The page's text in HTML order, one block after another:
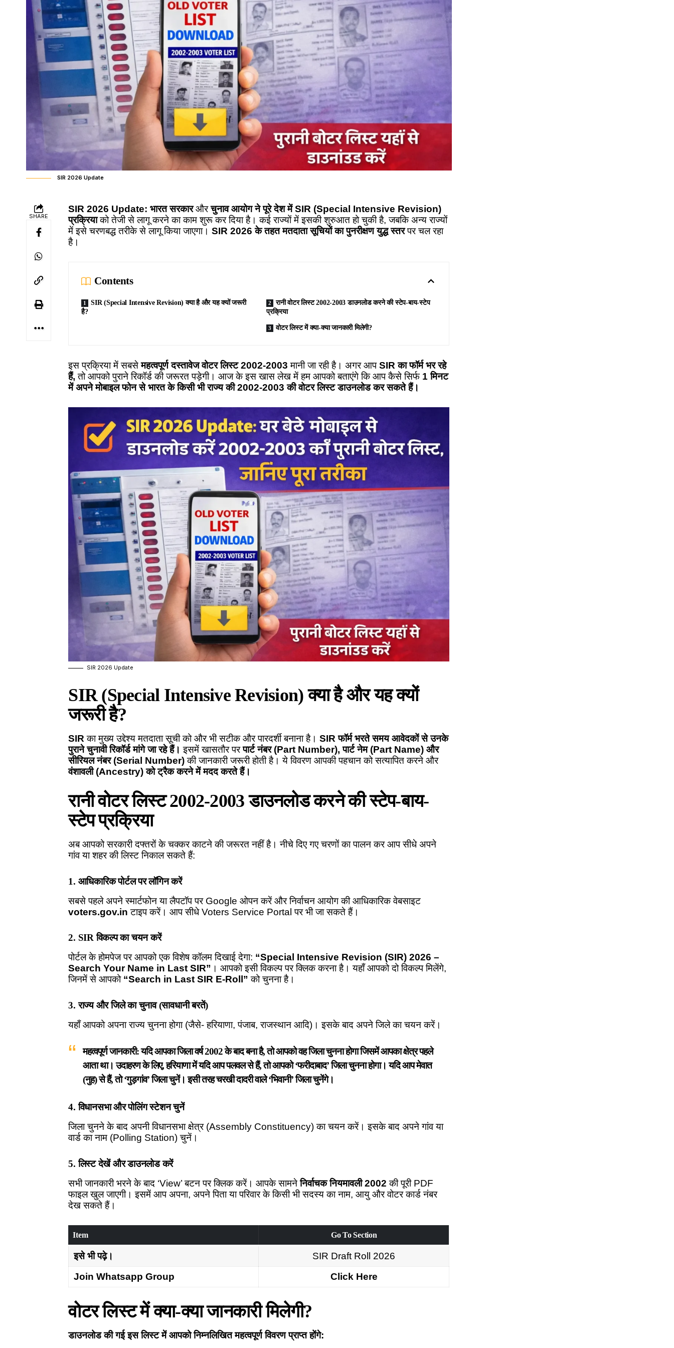
SIR 2026 Update
SHARE
SIR 2026 Update: भारत सरकारऔरचुनाव आयोग ने पूरे देश में SIR (Special Intensive Revision)
प्रक्रियाको तेजी से लागू करने का काम शुरू कर दिया है। कई राज्यों में इसकी शुरुआत हो चुकी है, जबकि अन्य राज्यों
में इसे चरणबद्ध तरीके से लागू किया जाएगा।SIR 2026 के तहत मतदाता सूचियों का पुनरीक्षण युद्ध स्तरपर चल रहा
है।
Contents
SIR (Special Intensive Revision) क्या है और यह क्यों जरूरी
है?
रानी वोटर लिस्ट 2002-2003 डाउनलोड करने की स्टेप-बाय-स्टेप
प्रक्रिया
वोटर लिस्ट में क्या-क्या जानकारी मिलेगी?
इस प्रक्रिया में सबसेमहत्वपूर्ण दस्तावेज वोटर लिस्ट 2002-2003 मानी जा रही है। अगर आपSIR का फॉर्म भर रहे
हैं,तो आपको पुराने रिकॉर्ड की जरूरत पड़ेगी। आज के इस खास लेख में हम आपको बताएंगे कि आप कैसे सिर्फ 1 मिनट
में अपने मोबाइल फोन से भारत के किसी भी राज्य की 2002-2003 की वोटर लिस्ट डाउनलोड कर सकते हैं।
SIR 2026 Update
SIR (Special Intensive Revision) क्या है और यह क्यों
जरूरी है?
SIRका मुख्य उद्देश्य मतदाता सूची को और भी सटीक और पारदर्शी बनाना है।SIR फॉर्म भरते समय आवेदकों से उनके
पुराने चुनावी रिकॉर्ड मांगे जा रहे हैं। इसमें खासतौर परपार्ट नंबर (Part Number), पार्ट नेम (Part Name) और
सीरियल नंबर (Serial Number)की जानकारी जरूरी होती है। ये विवरण आपकी पहचान को सत्यापित करने और
वंशावली (Ancestry) को ट्रैक करने में मदद करते हैं।
रानी वोटर लिस्ट 2002-2003 डाउनलोड करने की स्टेप-बाय-
स्टेप प्रक्रिया
अब आपको सरकारी दफ्तरों के चक्कर काटने की जरूरत नहीं है। नीचे दिए गए चरणों का पालन कर आप सीधे अपने
गांव या शहर की लिस्ट निकाल सकते हैं:
1. आधिकारिक पोर्टल पर लॉगिन करें
सबसे पहले अपने स्मार्टफोन या लैपटॉप पर Google ओपन करें और निर्वाचन आयोग की आधिकारिक वेबसाइट
voters.gov.in टाइप करें। आप सीधेVoters Service Portal पर भी जा सकते हैं।
2. SIR विकल्प का चयन करें
पोर्टल के होमपेज पर आपको एक विशेष कॉलम दिखाई देगा: “Special Intensive Revision (SIR) 2026 –
Search Your Name in Last SIR” । आपको इसी विकल्प पर क्लिक करना है। यहाँ आपको दो विकल्प मिलेंगे,
जिनमें से आपको “Search in Last SIR E-Roll” को चुनना है।
3. राज्य और जिले का चुनाव (सावधानी बरतें)
यहाँ आपको अपना राज्य चुनना होगा (जैसे- हरियाणा, पंजाब, राजस्थान आदि)। इसके बाद अपने जिले का चयन करें।
महत्वपूर्ण जानकारी:यदि आपका जिला वर्ष 2002 के बाद बना है, तो आपको वह जिला चुनना होगा जिसमें आपका क्षेत्र पहले
आता था। उदाहरण के लिए, हरियाणा में यदि आप पलवल से हैं, तो आपको ‘फरीदाबाद’ जिला चुनना होगा। यदि आप मेवात
(नुह) से हैं, तो ‘गुड़गांव’ जिला चुनें। इसी तरह चरखी दादरी वाले ‘भिवानी’ जिला चुनेंगे।
4. विधानसभा और पोलिंग स्टेशन चुनें
जिला चुनने के बाद अपनी विधानसभा क्षेत्र (Assembly Constituency) का चयन करें। इसके बाद अपने गांव या
वार्ड का नाम (Polling Station) चुनें।
5. लिस्ट देखें और डाउनलोड करें
सभी जानकारी भरने के बाद ‘View’ बटन पर क्लिक करें। आपके सामनेनिर्वाचक नियमावली 2002 की पूरी PDF
फाइल खुल जाएगी। इसमें आप अपना, अपने पिता या परिवार के किसी भी सदस्य का नाम, आयु और वोटर कार्ड नंबर
देख सकते हैं।
Item Go To Section
इसे भी पढ़े।
SIR Draft Roll 2026
Join Whatsapp Group
Click Here
वोटर लिस्ट में क्या-क्या जानकारी मिलेगी?
डाउनलोड की गई इस लिस्ट में आपको निम्नलिखित महत्वपूर्ण विवरण प्राप्त होंगे: